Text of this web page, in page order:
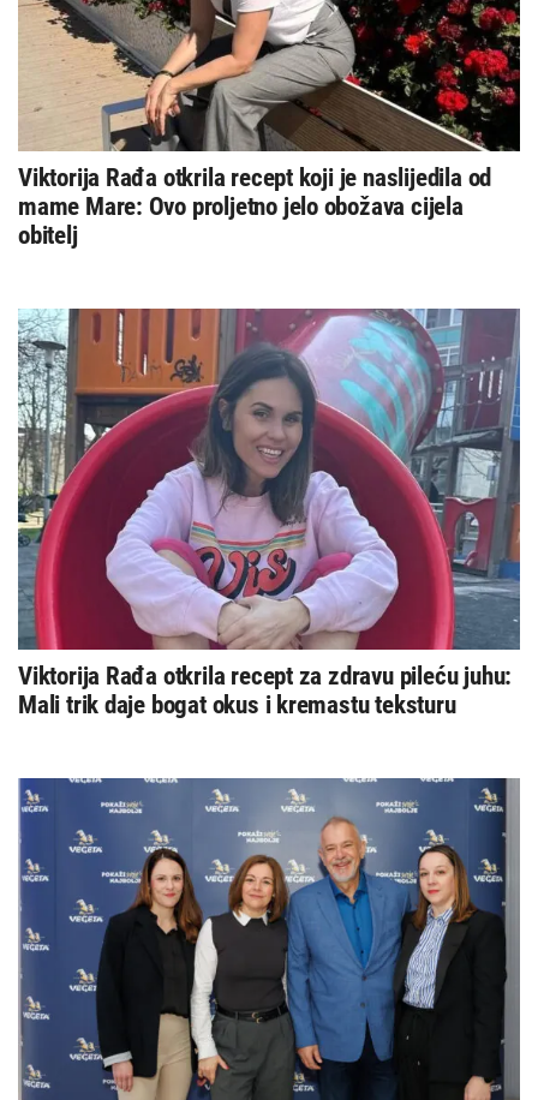
Viktorija Rađa otkrila recept koji je naslijedila od
mame Mare: Ovo proljetno jelo obožava cijela
obitelj
Viktorija Rađa otkrila recept za zdravu pileću juhu:
Mali trik daje bogat okus i kremastu teksturu